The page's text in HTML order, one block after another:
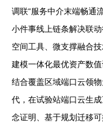
调联“服务中介末端畅通
小件事线上链条解决联
空间工具、微支撑融合
建模一体化最优资产数
结合覆盖区域端口云领
代，在试验站端口云生
念证明、基于规划迁移